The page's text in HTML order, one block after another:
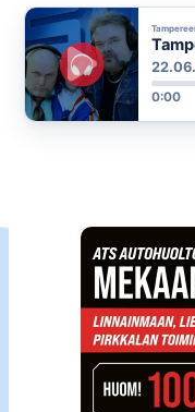
0:00